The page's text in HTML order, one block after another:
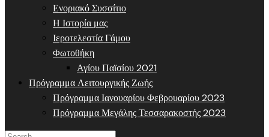
Ενοριακό Συσσίτιο
Η Ιστορία μας
Ιεροτελεστία Γάμου
Φωτοθήκη
Αγίου Παϊσίου 2021
Πρόγραμμα Λειτουργικής Ζωής
Πρόγραμμα Ιανουαρίου Φεβρουαρίου 2023
Πρόγραμμα Μεγάλης Τεσσαρακοστής 2023